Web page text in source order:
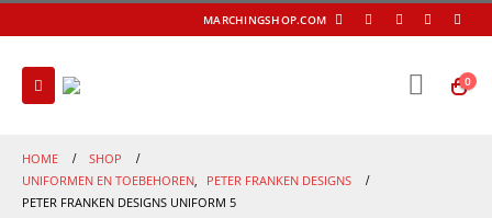
MARCHINGSHOP.COM
0
HOME
SHOP
UNIFORMEN EN TOEBEHOREN,
PETER FRANKEN DESIGNS
PETER FRANKEN DESIGNS UNIFORM 5